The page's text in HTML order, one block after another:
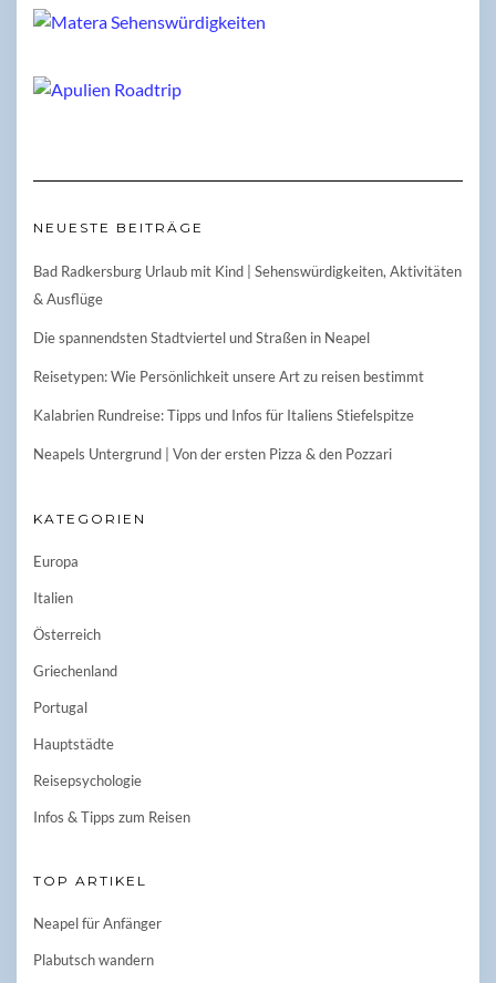
NEUESTE BEITRÄGE
Bad Radkersburg Urlaub mit Kind | Sehenswürdigkeiten, Aktivitäten
& Ausflüge
Die spannendsten Stadtviertel und Straßen in Neapel
Reisetypen: Wie Persönlichkeit unsere Art zu reisen bestimmt
Kalabrien Rundreise: Tipps und Infos für Italiens Stiefelspitze
Neapels Untergrund | Von der ersten Pizza & den Pozzari
KATEGORIEN
Europa
Italien
Österreich
Griechenland
Portugal
Hauptstädte
Reisepsychologie
Infos & Tipps zum Reisen
TOP ARTIKEL
Neapel für Anfänger
Plabutsch wandern